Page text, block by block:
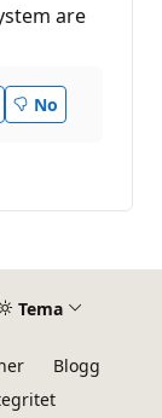
are
No
Tema
Blogg